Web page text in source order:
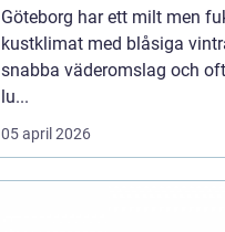
Göteborg har ett milt men
kustklimat med blåsiga
snabba väderomslag och
lu...
05 april 2026